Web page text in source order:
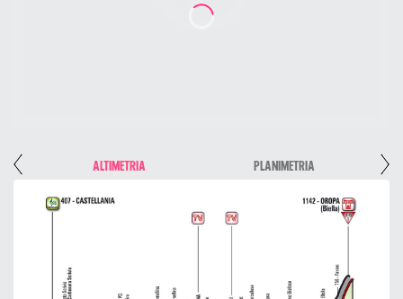
ALTIMETRIA PLANIMETRIA